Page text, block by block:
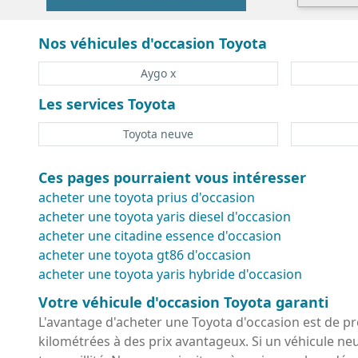
Nos véhicules d'occasion Toyota
Aygo x
Les services Toyota
Toyota neuve
Ces pages pourraient vous intéresser
acheter une toyota prius d'occasion
acheter une toyota yaris diesel d'occasion
acheter une citadine essence d'occasion
acheter une toyota gt86 d'occasion
acheter une toyota yaris hybride d'occasion
Votre véhicule d'occasion Toyota garanti
L'avantage d'acheter une Toyota d'occasion est de
kilométrées à des prix avantageux. Si un véhicule